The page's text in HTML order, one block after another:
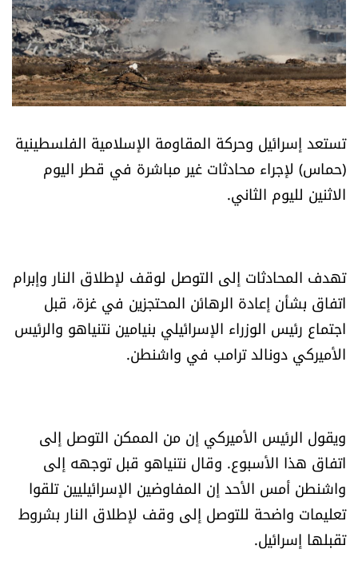
متفرقات
نداء القرّاء
خاص الموقع
كتّابنا
تحت المجهر
اقتصاد
العالم
ثقافة وفنون
فصل من كتاب
اقرأ تضحك
تستعد إسرائيل وحركة المقاومة الإسلامية الفلسطينية
(حماس) لإجراء محادثات غير مباشرة في قطر اليوم
الاثنين لليوم الثاني.
تهدف المحادثات إلى التوصل لوقف لإطلاق النار وإبرام
اتفاق بشأن إعادة الرهائن المحتجزين في غزة، قبل
اجتماع رئيس الوزراء الإسرائيلي بنيامين نتنياهو والرئيس
الأميركي دونالد ترامب في واشنطن.
ويقول الرئيس الأميركي إن من الممكن التوصل إلى
اتفاق هذا الأسبوع. وقال نتنياهو قبل توجهه إلى
واشنطن أمس الأحد إن المفاوضين الإسرائيليين تلقوا
تعليمات واضحة للتوصل إلى وقف لإطلاق النار بشروط
تقبلها إسرائيل.